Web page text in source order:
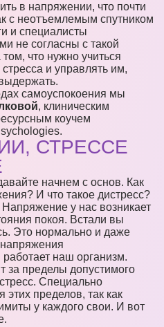
в напряжении, что почти
с неотъемлемым спутником
и специалисты
не согласны с такой
что нужно учиться
и управлять им,
самоуспокоения мы
, клиническим
коучем
СТРЕССЕ
начнем с основ. Как
И что такое дистресс?
у нас возникает
покоя. Встали вы
Это нормально и даже
наш организм.
за пределы допустимого
Специально
пределов, так как
у каждого свои. И вот